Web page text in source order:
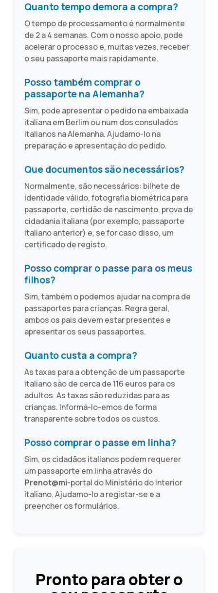
Quanto tempo demora a compra?
O tempo de processamento é normalmente
de 2 a 4 semanas. Com o nosso apoio, pode
acelerar o processo e, muitas vezes, receber
o seu passaporte mais rapidamente.
Posso também comprar o
passaporte na Alemanha?
Sim, pode apresentar o pedido na embaixada
italiana em Berlim ou num dos consulados
italianos na Alemanha. Ajudamo-lo na
preparação e apresentação do pedido.
Que documentos são necessários?
Normalmente, são necessários: bilhete de
identidade válido, fotografia biométrica para
passaporte, certidão de nascimento, prova de
cidadania italiana (por exemplo, passaporte
italiano anterior) e, se for caso disso, um
certificado de registo.
Posso comprar o passe para os meus
filhos?
Sim, também o podemos ajudar na compra de
passaportes para crianças. Regra geral,
ambos os pais devem estar presentes e
apresentar os seus passaportes.
Quanto custa a compra?
As taxas para a obtenção de um passaporte
italiano são de cerca de 116 euros para os
adultos. As taxas são reduzidas para as
crianças. Informá-lo-emos de forma
transparente sobre todos os custos.
Posso comprar o passe em linha?
Sim, os cidadãos italianos podem requerer
um passaporte em linha através do
Prenot@mi-portal do Ministério do Interior
italiano. Ajudamo-lo a registar-se e a
preencher os formulários.
Pronto para obter o